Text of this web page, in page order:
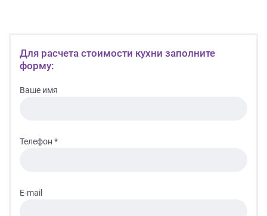
Для расчета стоимости кухни заполните
форму:
Ваше имя
Телефон *
E-mail